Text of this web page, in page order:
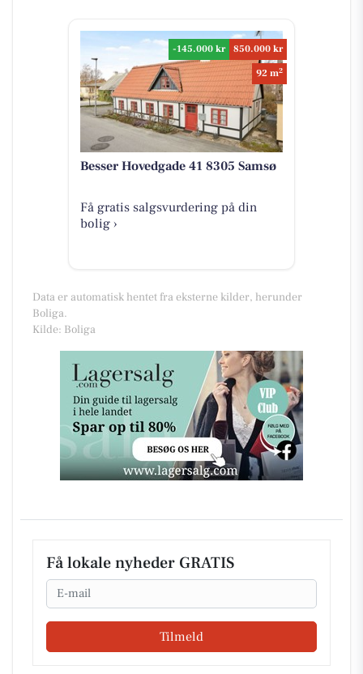
-145.000 kr
850.000 kr
92 m2
Besser Hovedgade 41 8305 Samsø
Få gratis salgsvurdering på din
bolig ›
Data er automatisk hentet fra eksterne kilder, herunder
Boliga.
Kilde: Boliga
Få lokale nyheder GRATIS
Email
Tilmeld